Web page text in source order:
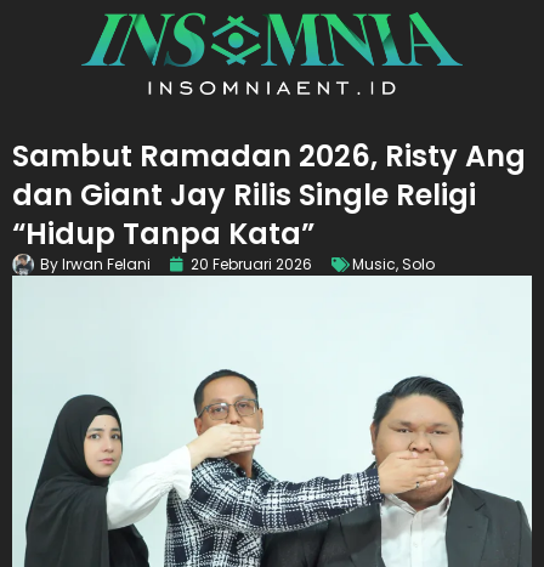
Sambut Ramadan 2026, Risty Ang
dan Giant Jay Rilis Single Religi
“Hidup Tanpa Kata”
ByIrwan Felani 20 Februari 2026 Music, Solo